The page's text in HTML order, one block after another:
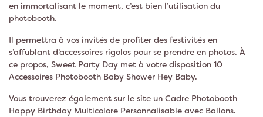
en immortalisant le moment, c’est bien l’utilisation du
photobooth.
Il permettra à vos invités de profiter des festivités en
s’affublant d’accessoires rigolos pour se prendre en photos. À
ce propos, Sweet Party Day met à votre disposition 10
Accessoires Photobooth Baby Shower Hey Baby.
Vous trouverez également sur le site un Cadre Photobooth
Happy Birthday Multicolore Personnalisable avec Ballons.